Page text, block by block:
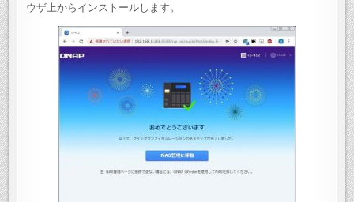
ウザ上からインストールします。